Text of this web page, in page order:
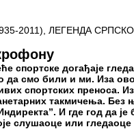
2011), ЛЕГЕНДА
спортске догађаје
да смо били и ми. Иза
спортских преноса.
такмичења. Без
И где год да
слушаоце или гледаоце